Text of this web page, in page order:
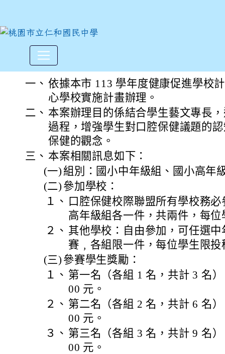
本市高榮國小辦理「113學
一、 依據本市 113 學年度健康促進學校
心學校實施計畫辦理。
二、 本案辦理目的係結合學生藝文專長
過程，增強學生對口腔保健議題的
保健的觀念。
三、 本案相關訊息如下：
(一) 組別：國小中年級組、國小高年
(二) 參加學校：
１、 口腔保健校際聯盟所有學校務
高年級組各一件，共兩件，每
２、 其他學校：自由參加，可任選
賽﹐各組限一件，每位學生限
(三) 參賽學生獎勵：
１、 第一名（各組 1 名，共計 3 名
00 元。
２、 第二名（各組 2 名，共計 6 名
00 元。
３、 第三名（各組 3 名，共計 9 名
00 元。